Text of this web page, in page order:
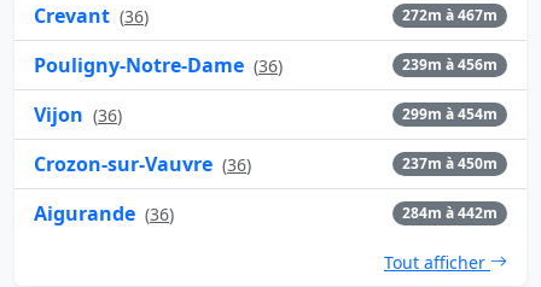
Crevant (36) 272m à 467m
Pouligny-Notre-Dame (36) 239m à 456m
Vijon (36) 299m à 454m
Crozon-sur-Vauvre (36) 237m à 450m
Aigurande (36) 284m à 442m
Tout afficher